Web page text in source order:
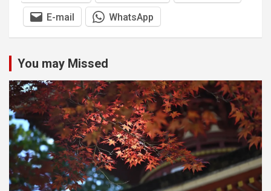
E-mail WhatsApp
You may Missed